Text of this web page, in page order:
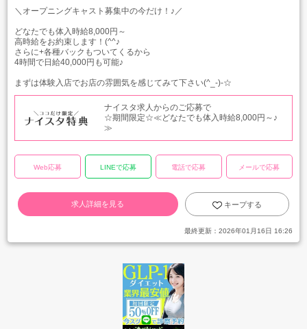
＼オープニングキャスト募集中の今だけ！♪／
どなたでも体入時給8,000円～
高時給をお約束します！(^^♪
さらに+各種バックもついてくるから
4時間で日給40,000円も可能♪
まずは体験入店でお店の雰囲気を感じてみて下さい(^_-)-☆
ナイスタ求人からのご応募で
☆期間限定☆≪どなたでも体入時給8,000円～♪
≫
Web応募 LINEで応募 電話で応募 メールで応募
求人詳細を見る キープする
最終更新： 2026年01月16日 16:26